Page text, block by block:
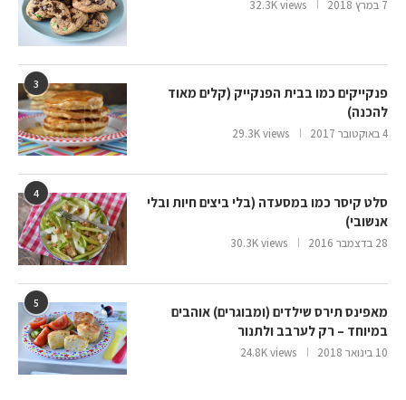
7 במרץ 2018 32.3K views
3
פנקייקים כמו בבית הפנקייק (קלים מאוד
להכנה)
4 באוקטובר 2017 29.3K views
4
סלט קיסר כמו במסעדה (בלי ביצים חיות ובלי
אנשובי)
28 בדצמבר 2016 30.3K views
5
מאפינס תירס שילדים (ומבוגרים) אוהבים
במיוחד – רק לערבב ולתנור
10 בינואר 2018 24.8K views